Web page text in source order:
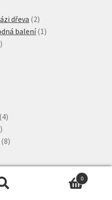
dřeva 22
produkty
balení 1 1
18
44
10
produktů
88
47
produktů
88
0